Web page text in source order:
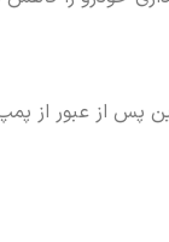
پس از عبور از